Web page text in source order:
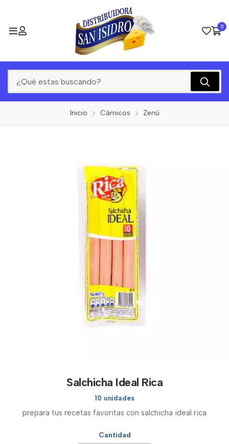
0
Inicio Cárnicos Zenú
Salchicha Ideal Rica
10 unidades
prepara tus recetas favoritas con salchicha ideal rica
Cantidad